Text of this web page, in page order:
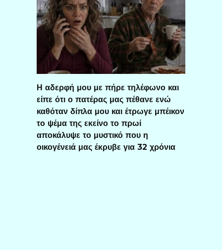
Η αδερφή μου με πήρε τηλέφωνο και
είπε ότι ο πατέρας μας πέθανε ενώ
καθόταν δίπλα μου και έτρωγε μπέικον
το ψέμα της εκείνο το πρωί
αποκάλυψε το μυστικό που η
οικογένειά μας έκρυβε για 32 χρόνια